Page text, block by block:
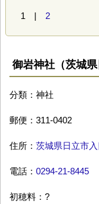
1 | 2
御岩神社（茨城県
分類：神社
郵便：311-0402
住所： 茨城県日立市
電話： 0294-21-8445
初穂料：?